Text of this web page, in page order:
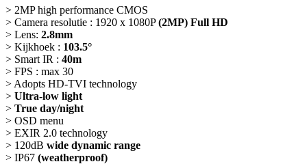
> 2MP high performance CMOS
> Camera resolutie : 1920 x 1080P(2MP) Full HD
> Lens: 2.8mm
> Kijkhoek : 103.5°
> Smart IR : 40m
> FPS : max 30
> Adopts HD-TVI technology
> Ultra-low light
> True day/night
> OSD menu
> EXIR 2.0 technology
> 120dB wide dynamic range
> IP67 (weatherproof)